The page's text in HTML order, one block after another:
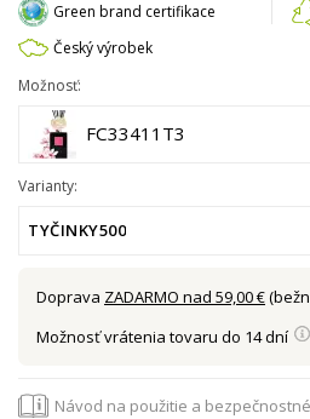
Green brand certifikace
Český výrobek
Možnosť:
FC33411T3
Varianty:
TYČINKY500
Doprava ZADARMO nad 59,00 €
Možnosť vrátenia tovaru do 14 dní
Návod na použitie a